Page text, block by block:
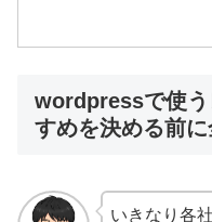
wordpressで使う
すめを決める前
いきなり各